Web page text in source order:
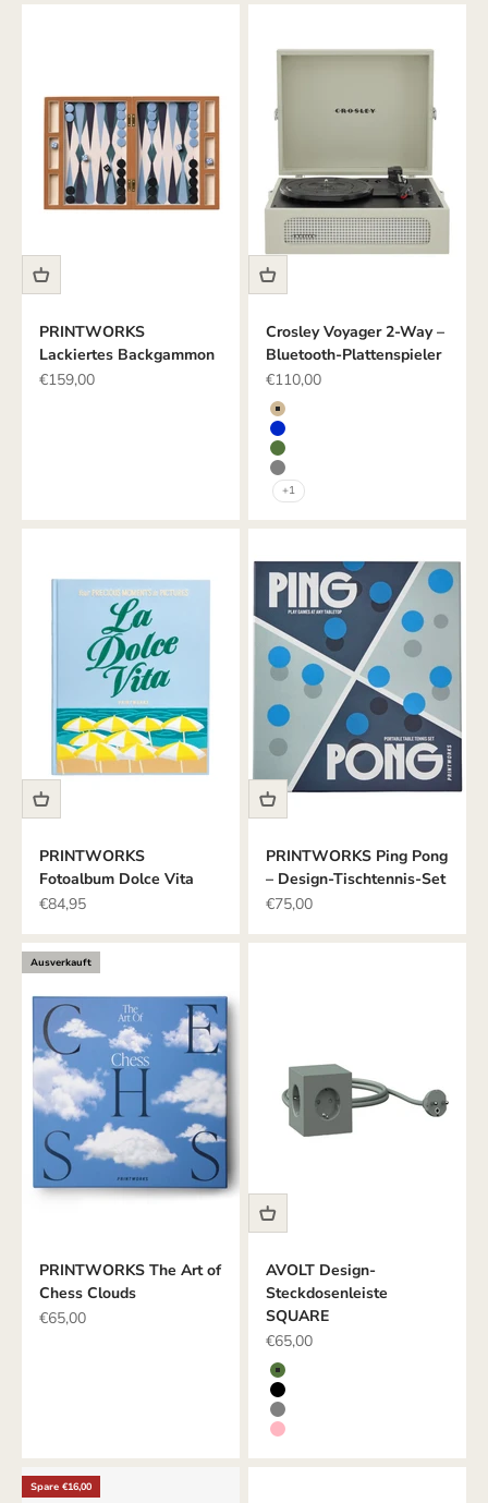
PRINTWORKS
Lackiertes Backgammon
Angebot
€159,00
Crosley Voyager 2-Way –
Bluetooth-Plattenspieler
Angebot
€110,00
Farbe
CREME
BLAU
GRÜN
GRAU
+1
PRINTWORKS
Fotoalbum Dolce Vita
Angebot
€84,95
PRINTWORKS Ping Pong
– Design-Tischtennis-Set
Angebot
€75,00
Ausverkauft
PRINTWORKS The Art of
Chess Clouds
Angebot
€65,00
AVOLT Design-
Steckdosenleiste
SQUARE
Angebot
€65,00
Farbe
GRÜN
SCHWARZ
GRAU
ROSE
Spare €16,00